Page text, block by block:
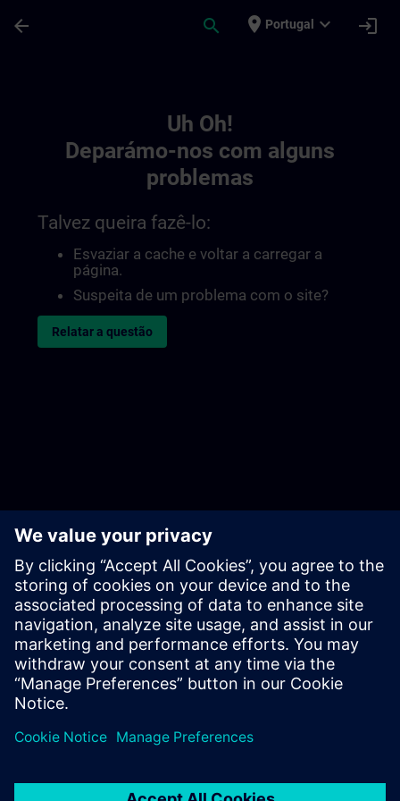
arrow_back search place Portugal expand_more login
Uh Oh!
Deparámo-nos com alguns
problemas
Talvez queira fazê-lo:
Esvaziar a cache e voltar a carregar a
página.
Suspeita de um problema com o site?
Relatar a questão